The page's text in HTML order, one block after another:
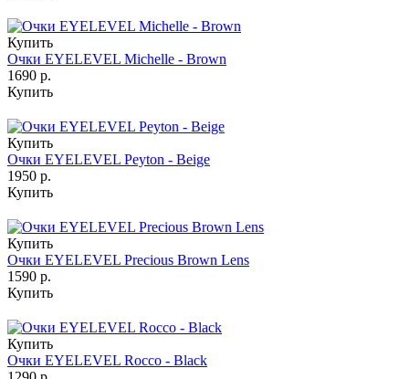
Купить
Очки EYELEVEL Michelle - Brown
1690 р.
Купить
Купить
Очки EYELEVEL Peyton - Beige
1950 р.
Купить
Купить
Очки EYELEVEL Precious Brown Lens
1590 р.
Купить
Купить
Очки EYELEVEL Rocco - Black